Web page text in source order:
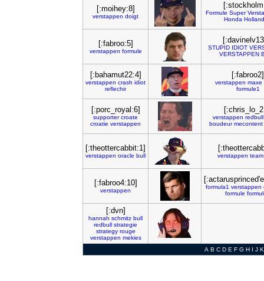
[:moihey:8]
verstappen doigt
Formule Super
Honda
[:fabroo:5]
verstappen formule
STUPID IDIOT
VERSTAPPEN
[:bahamut22:4]
verstappen crash idiot
reflechir
[:fabroo2]
verstappen maxe
formule1
[:porc_royal:6]
supporter croate
croatie verstappen
verstappen redbull
boudeur mecontent
[:theottercabbit:1]
verstappen oracle bull verstappen team
[:fabroo4:10]
verstappen
formula1 verstappen
formule
[:dvn]
hannah schmitz bull
redbull strategie
strategy rouge
verstappen mekies
A B C D E F G H I J K